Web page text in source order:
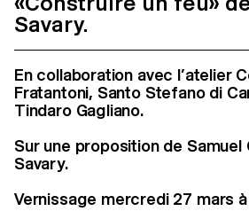
Savary.
En collaboration avec l’atelier
Fratantoni, Santo Stefano di
Tindaro Gagliano.
Sur une proposition de Samuel
Savary.
Vernissage mercredi 27 mars à